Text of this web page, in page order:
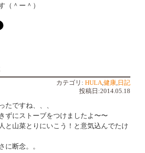
（＾ー＾）
カテゴリ: HULA,健康, 日記
投稿日:2014.05.18
たですね、、、
ずにストーブをつけましたよ〜〜
と山菜とりにいこう！と意気込んでたけ
に断念。。